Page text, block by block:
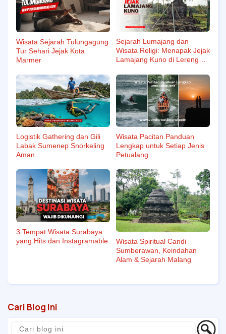
Wisata Sejarah Tulungagung
Tur Sehari Jejak Kota
Marmer
Sejarah Lumajang dan
Wisata Religi: Menapak Jejak
Lamajang Kuno di Lereng
Logistik Gathering dan Gili
Labak Sumenep Snorkeling
Aman
Wisata Pacitan Panduan
Lengkap untuk Setiap Jenis
Petualang
3 Tempat Wisata Surabaya
yang Hits dan Instagramable
Wisata Spiritual Candi
Sumberawan, Keindahan
Alam & Sejarah Malang
Cari Blog Ini